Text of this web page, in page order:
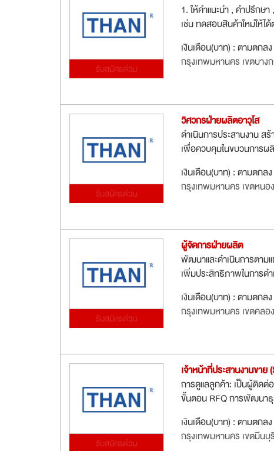
รับสมัครด่วน
1. ให้คำแนะนำ , คำปรึกษ
เช่น ทดสอบสินค้าใหม่ให้
เงินเดือน(บาท) : ตามตกลง
กรุงเทพมหานคร เขตบาง
รับสมัครด่วน
วิศวกรฝ่ายผลิตอาวุโส
ดำเนินการประสานงาน ส
เพื่อควบคุมในขบวนการผ
เงินเดือน(บาท) : ตามตกลง
กรุงเทพมหานคร เขตหนอ
รับสมัครด่วน
ผู้จัดการฝ่ายผลิต
พัฒนาและดำเนินการตาม
เพิ่มประสิทธิภาพในการด
เงินเดือน(บาท) : ตามตกลง
กรุงเทพมหานคร เขตคลอ
รับสมัครด่วน
เจ้าหน้าที่ประสานงานขา
การดูแลลูกค้า: เป็นผู้ติดต่
ขั้นตอน RFQ การพัฒนาธุ
เงินเดือน(บาท) : ตามตกลง
กรุงเทพมหานคร เขตมีนบุรี